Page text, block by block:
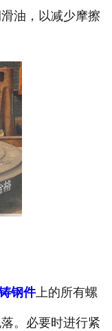
油，以减少摩擦
钢件上的所有螺
。必要时进行紧